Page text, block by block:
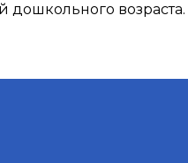
дошкольного возраста.